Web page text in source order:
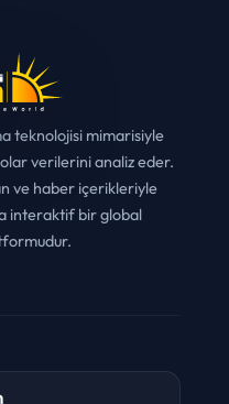
teknolojisi mimarisiyle
verilerini analiz eder.
ve haber içerikleriyle
interaktif bir global